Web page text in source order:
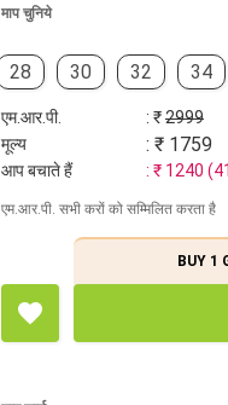
माप चुनिये
28 30 32 34
एम.आर.पी. : ₹2999
मूल्य
: ₹ 1759
आप बचाते हैं : ₹ 1240 (41
एम.आर.पी. सभी करों को सम्मिलित करता है
BUY 1